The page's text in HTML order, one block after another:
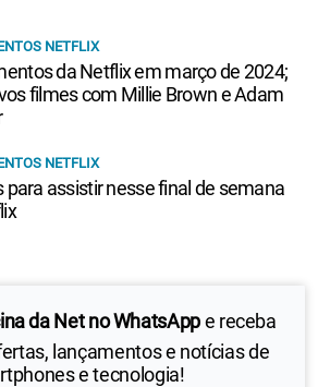
da Net no WhatsAppe receba
lançamentos e notícias de
e tecnologia!
NETFLIX
da Netflix em março de 2024;
filmes com Millie Brown e Adam
NETFLIX
para assistir nesse final de semana